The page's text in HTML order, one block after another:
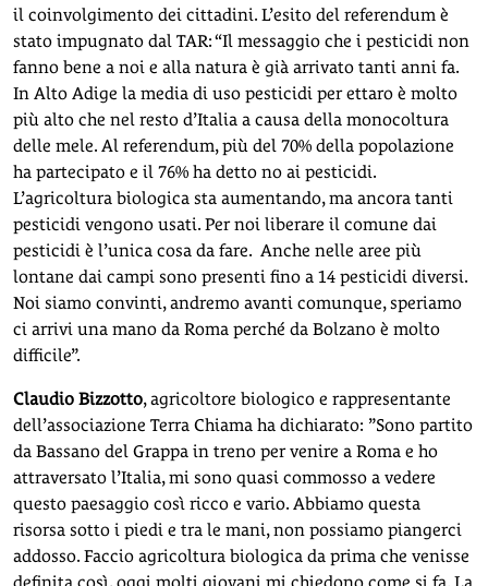
il coinvolgimento dei cittadini. L’esito del referendum è
stato impugnato dal TAR: “Il messaggio che i pesticidi non
fanno bene a noi e alla natura è già arrivato tanti anni fa.
In Alto Adige la media di uso pesticidi per ettaro è molto
più alto che nel resto d’Italia a causa della monocoltura
delle mele. Al referendum, più del 70% della popolazione
ha partecipato e il 76% ha detto no ai pesticidi.
L’agricoltura biologica sta aumentando, ma ancora tanti
pesticidi vengono usati. Per noi liberare il comune dai
pesticidi è l’unica cosa da fare. Anche nelle aree più
lontane dai campi sono presenti fino a 14 pesticidi diversi.
Noi siamo convinti, andremo avanti comunque, speriamo
ci arrivi una mano da Roma perché da Bolzano è molto
difficile”.
Claudio Bizzotto, agricoltore biologico e rappresentante
dell’associazione Terra Chiama ha dichiarato: ”Sono partito
da Bassano del Grappa in treno per venire a Roma e ho
attraversato l’Italia, mi sono quasi commosso a vedere
questo paesaggio così ricco e vario. Abbiamo questa
risorsa sotto i piedi e tra le mani, non possiamo piangerci
addosso. Faccio agricoltura biologica da prima che venisse